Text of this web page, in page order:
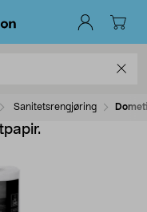
Sanitetsrengjøring